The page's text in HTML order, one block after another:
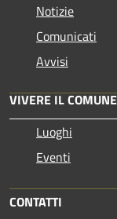
Notizie
Comunicati
Avvisi
VIVERE IL COMUNE
Luoghi
Eventi
CONTATTI